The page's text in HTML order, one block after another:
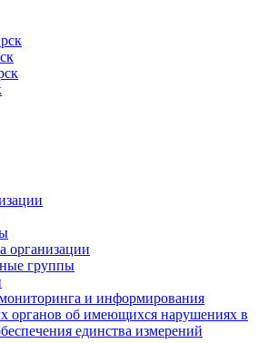
организации
группы
и информирования
органов об имеющихся нарушениях в
единства измерений